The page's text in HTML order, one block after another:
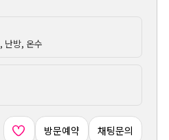
난방, 온수
방문예약 채팅문의